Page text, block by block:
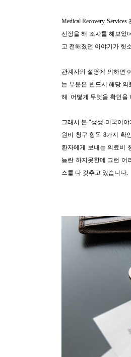
Medical Recovery
선정을 해 조사를 해보았
고 전해졌던 이야기가 헛
관계자의 설명에 의하면
는 부분은 반드시 해당
해 어떻게 무엇을 확인을
그래서 본 "생생 미국이
원비 청구 항목 8가지 확
환자에게 보내는 의료비
능란 하지못한데 그런 어
스를 다 갖추고 있습니다.